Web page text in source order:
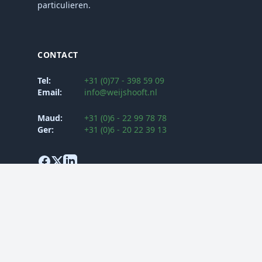
particulieren.
CONTACT
Tel:
+31 (0)77 - 398 59 09
Email:
info@weijshooft.nl
Maud:
+31 (0)6 - 22 99 78 78
Ger:
+31 (0)6 - 20 22 39 13